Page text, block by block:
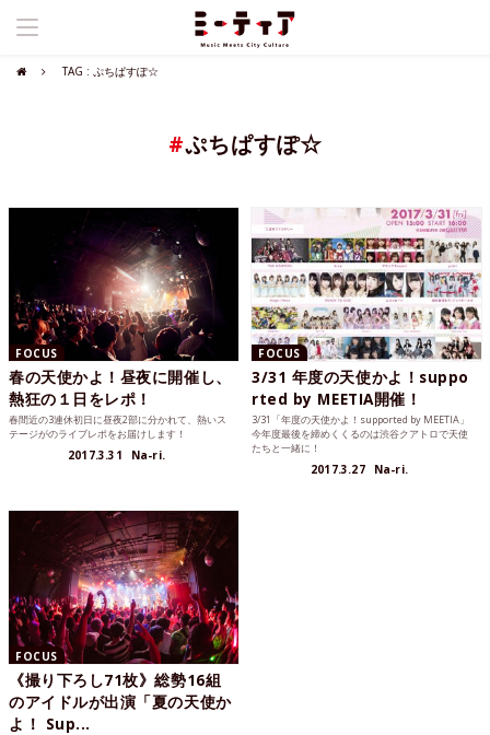
TAG : ぷちぱすぽ☆
#ぷちぱすぽ☆
FOCUS
春の天使かよ！昼夜に開催し、
熱狂の１日をレポ！
春間近の3連休初日に昼夜2部に分かれて、熱いス
テージがのライブレポをお届けします！
2017.3.31 Na-ri.
FOCUS
3/31 年度の天使かよ！suppo
rted by MEETIA開催！
3/31「年度の天使かよ！supported by MEETIA」
今年度最後を締めくくるのは渋谷クアトロで天使
たちと一緒に！
2017.3.27 Na-ri.
FOCUS
《撮り下ろし71枚》総勢16組
のアイドルが出演「夏の天使か
よ！ Sup...